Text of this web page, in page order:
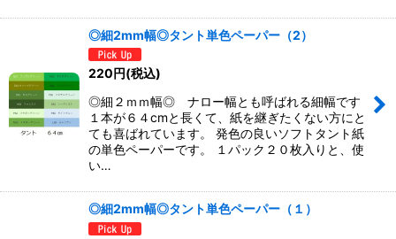
◎細2mm幅◎タント単色ペーパー（2）
220円(税込)
◎細２ｍｍ幅◎ ナロー幅とも呼ばれる細幅です
１本が６４cmと長くて、紙を継ぎたくない方にと
ても喜ばれています。 発色の良いソフトタント紙
の単色ペーパーです。 １パック２０枚入りと、使
い…
◎細2mm幅◎タント単色ペーパー（１）